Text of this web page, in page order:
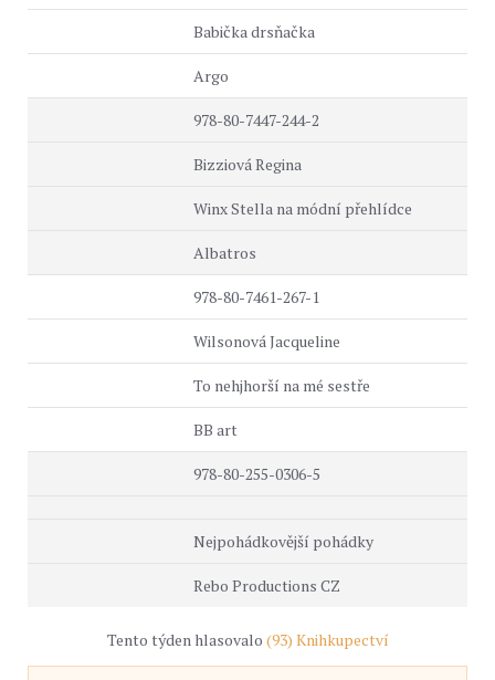
Babička drsňačka
Argo
978-80-7447-244-2
Bizziová Regina
Winx Stella na módní přehlídce
Albatros
978-80-7461-267-1
Wilsonová Jacqueline
To nehjhorší na mé sestře
BB art
978-80-255-0306-5
Nejpohádkovější pohádky
Rebo Productions CZ
Tento týden hlasovalo (93) Knihkupectví